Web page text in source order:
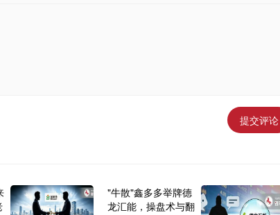
提交评论
"牛散"鑫多多举牌德
龙汇能，操盘术与翻